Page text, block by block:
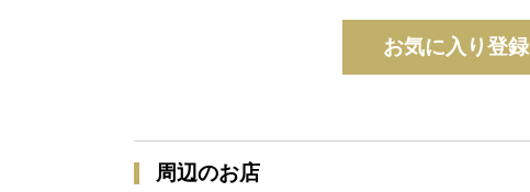
お気に入り登録
周辺のお店